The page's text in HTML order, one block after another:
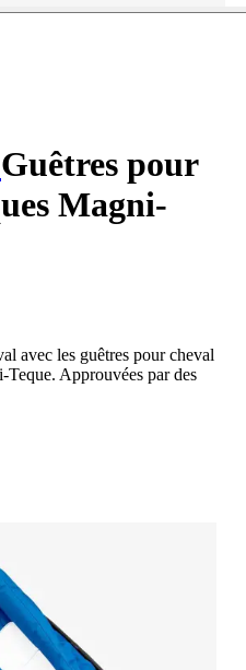
Guêtres pour
Magni-
avec les guêtres pour cheval
Approuvées par des